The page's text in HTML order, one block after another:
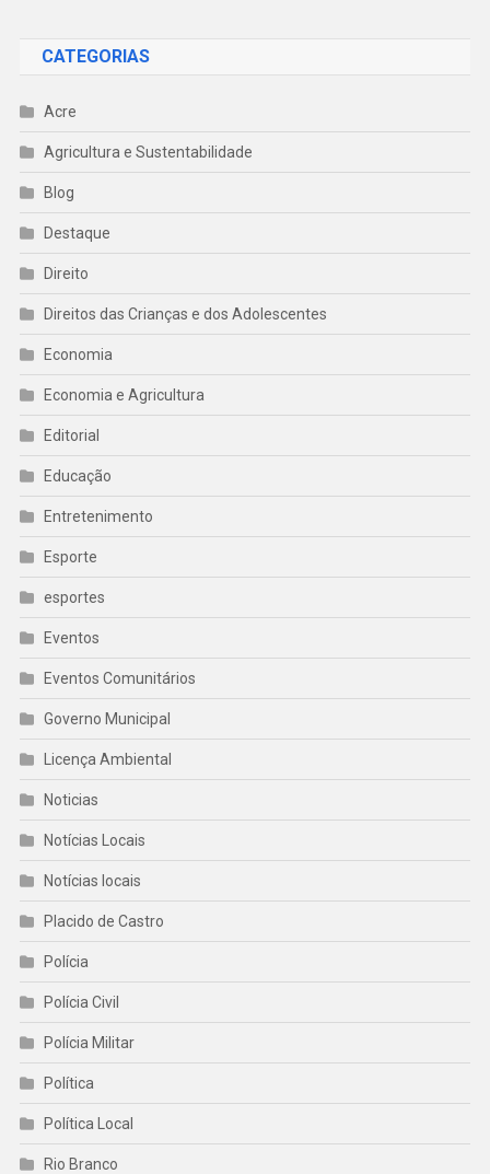
CATEGORIAS
Acre
Agricultura e Sustentabilidade
Blog
Destaque
Direito
Direitos das Crianças e dos Adolescentes
Economia
Economia e Agricultura
Editorial
Educação
Entretenimento
Esporte
esportes
Eventos
Eventos Comunitários
Governo Municipal
Licença Ambiental
Noticias
Notícias Locais
Notícias locais
Placido de Castro
Polícia
Polícia Civil
Polícia Militar
Política
Política Local
Rio Branco